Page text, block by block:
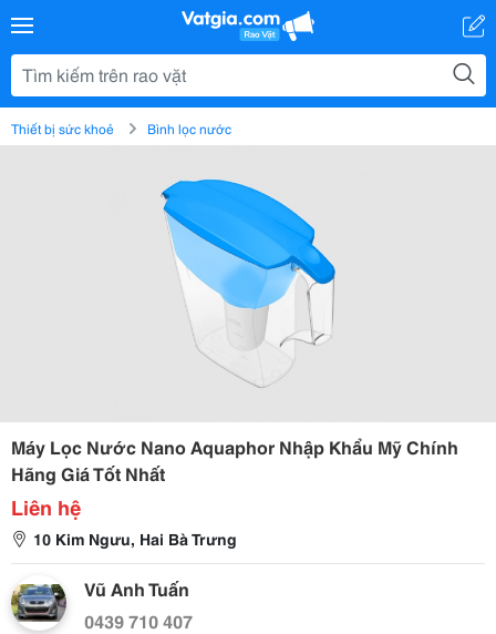
Thiết bị sức khoẻ Bình lọc nước
Máy Lọc Nước Nano Aquaphor Nhập Khẩu Mỹ Chính
Hãng Giá Tốt Nhất
Liên hệ
10 Kim Ngưu, Hai Bà Trưng
Vũ Anh Tuấn
0439 710 407